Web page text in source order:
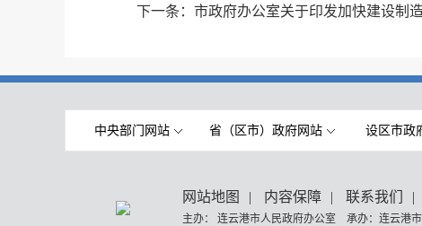
下一条： 市政府办公室关于印发加快建设制
中央部门网站 省（区市）政府网站 设区市政
网站地图 | 内容保障 | 联系我们 |
主办： 连云港市人民政府办公室 承办：连云港